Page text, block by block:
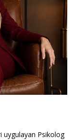
uygulayan Psikolog